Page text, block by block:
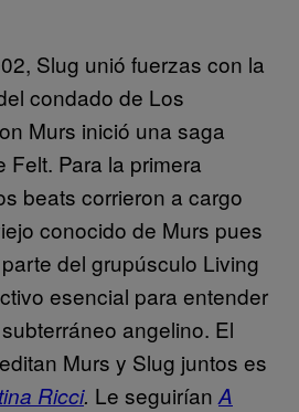
Slug unió fuerzas con la
condado de Los
Murs inició una saga
Felt. Para la primera
beats corrieron a cargo
conocido de Murs pues
del grupúsculo Living
esencial para entender
angelino. El
Murs y Slug juntos es
Ricci​. Le seguirían A